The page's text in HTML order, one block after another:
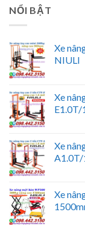
NỔI BẬT
Xe
NIULI
Xe
Xe
Xe